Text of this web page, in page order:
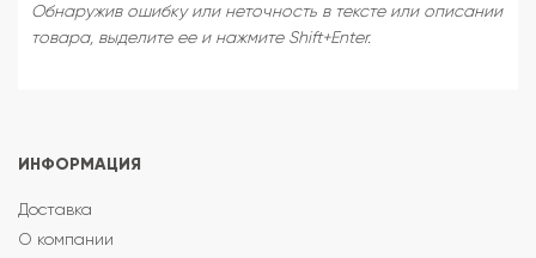
Обнаружив ошибку или неточность в тексте или описании
товара, выделите ее и нажмите Shift+Enter.
ИНФОРМАЦИЯ
Доставка
О компании